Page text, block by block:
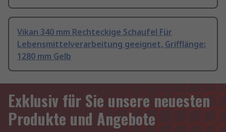
Vikan 340 mm Rechteckige Schaufel Für
Lebensmittelverarbeitung geeignet, Grifflänge:
1280 mm Gelb
Exklusiv für Sie unsere neuesten
Produkte und Angebote